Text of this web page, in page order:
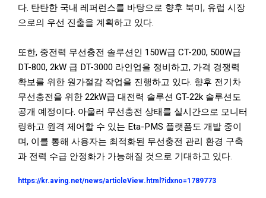
다. 탄탄한 국내 레퍼런스를 바탕으로 향후 북미, 유럽 시장
으로의 우선 진출을 계획하고 있다.
또한, 중전력 무선충전 솔루션인 150W급 CT-200, 500W급
DT-800, 2kW 급 DT-3000 라인업을 정비하고, 가격 경쟁력
확보를 위한 원가절감 작업을 진행하고 있다. 향후 전기차
무선충전을 위한 22kW급 대전력 솔루션 GT-22k 솔루션도
공개 예정이다. 아울러 무선충전 상태를 실시간으로 모니터
링하고 원격 제어할 수 있는 Eta-PMS 플랫폼도 개발 중이
며, 이를 통해 사용자는 최적화된 무선충전 관리 환경 구축
과 전력 수급 안정화가 가능해질 것으로 기대하고 있다.
https://kr.aving.net/news/articleView.html?idxno=1789773